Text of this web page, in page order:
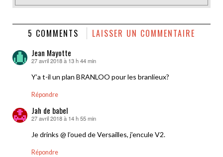
5 COMMENTS LAISSER UN COMMENTAIRE
Jean Mayotte
dit :
27 avril 2018 à 13 h 44 min
Y’a t-il un plan BRANLOO pour les branlieux?
Répondre
Jah de babel
dit :
27 avril 2018 à 14 h 55 min
Je drinks @ l’oued de Versailles, j’encule V2.
Répondre